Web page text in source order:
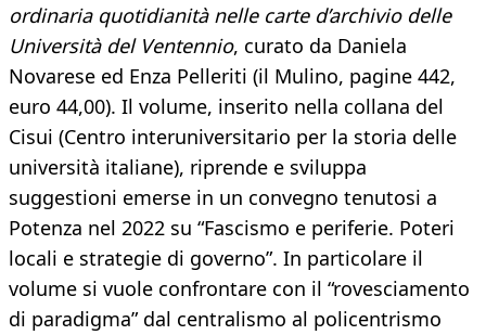
ordinaria quotidianità nelle carte d’archivio delle
Università del Ventennio, curato da Daniela
Novarese ed Enza Pelleriti (il Mulino, pagine 442,
euro 44,00). Il volume, inserito nella collana del
Cisui (Centro interuniversitario per la storia delle
università italiane), riprende e sviluppa
suggestioni emerse in un convegno tenutosi a
Potenza nel 2022 su “Fascismo e periferie. Poteri
locali e strategie di governo”. In particolare il
volume si vuole confrontare con il “rovesciamento
di paradigma” dal centralismo al policentrismo